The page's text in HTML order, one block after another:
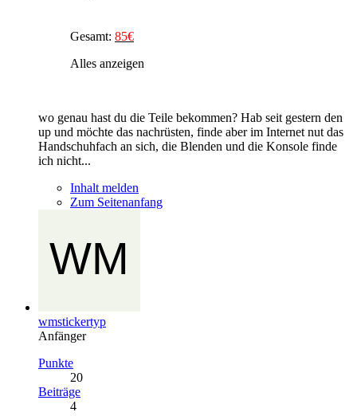
Gesamt: 85€
Alles anzeigen
wo genau hast du die Teile bekommen? Hab seit gestern den
up und möchte das nachrüsten, finde aber im Internet nut das
Handschuhfach an sich, die Blenden und die Konsole finde
ich nicht...
Inhalt melden
Zum Seitenanfang
wmstickertyp
Anfänger
Punkte
20
Beiträge
4